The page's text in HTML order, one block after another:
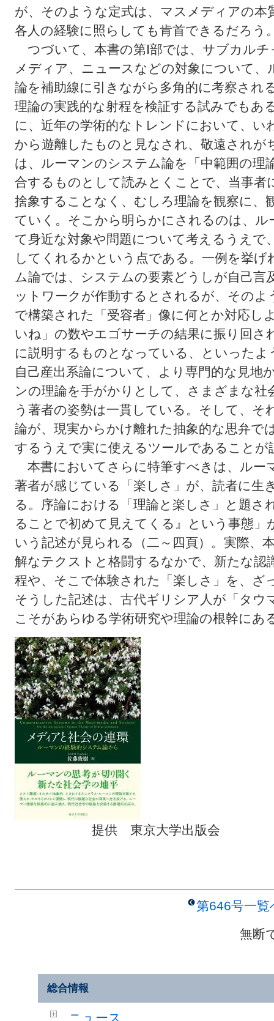
が、そのような定式は、マスメディアの
各人の経験に照らしても肯首できるだろう
つづいて、本書の第Ⅰ部では、サブカルチ
メディア、ニュースなどの対象について
論を補助線に引きながら多角的に考察され
理論の実践的な射程を検証する試みでもあ
に、近年の学術的なトレンドにおいて、い
から遊離したものと見なされ、敬遠され
は、ルーマンのシステム論を「中範囲の理
合するものとして読みとくことで、当事者
捨象することなく、むしろ理論を観察に、
ていく。そこから明らかにされるのは、
て身近な対象や問題について考えるうえで
してくれるかという点である。一例を挙
ム論では、システムの要素どうしが自己
ットワークが作動するとされるが、その
で構築された「受容者」像に何とか対応し
いね」の数やエゴサーチの結果に振り回さ
に説明するものとなっている、といった
自己産出系論について、より専門的な見地
ンの理論を手がかりとして、さまざまな社
う著者の姿勢は一貫している。そして、
論が、現実からかけ離れた抽象的な思弁で
するうえで実に使えるツールであることが
本書においてさらに特筆すべきは、ルー
著者が感じている「楽しさ」が、読者に生
る。序論における「理論と楽しさ」と題さ
ることで初めて見えてくる』という事態
いう記述が見られる（二～四頁）。実際、
解なテクストと格闘するなかで、新たな認
程や、そこで体験された「楽しさ」を、ざ
そうした記述は、古代ギリシア人が「タウ
こそがあらゆる学術研究や理論の根幹にあ
提供 東京大学出版会
第646号一覧
無断
総合情報
ニュース